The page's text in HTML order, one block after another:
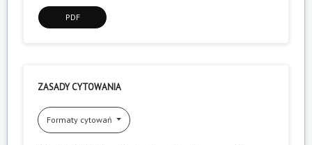
PDF
ZASADY CYTOWANIA
Formaty cytowań